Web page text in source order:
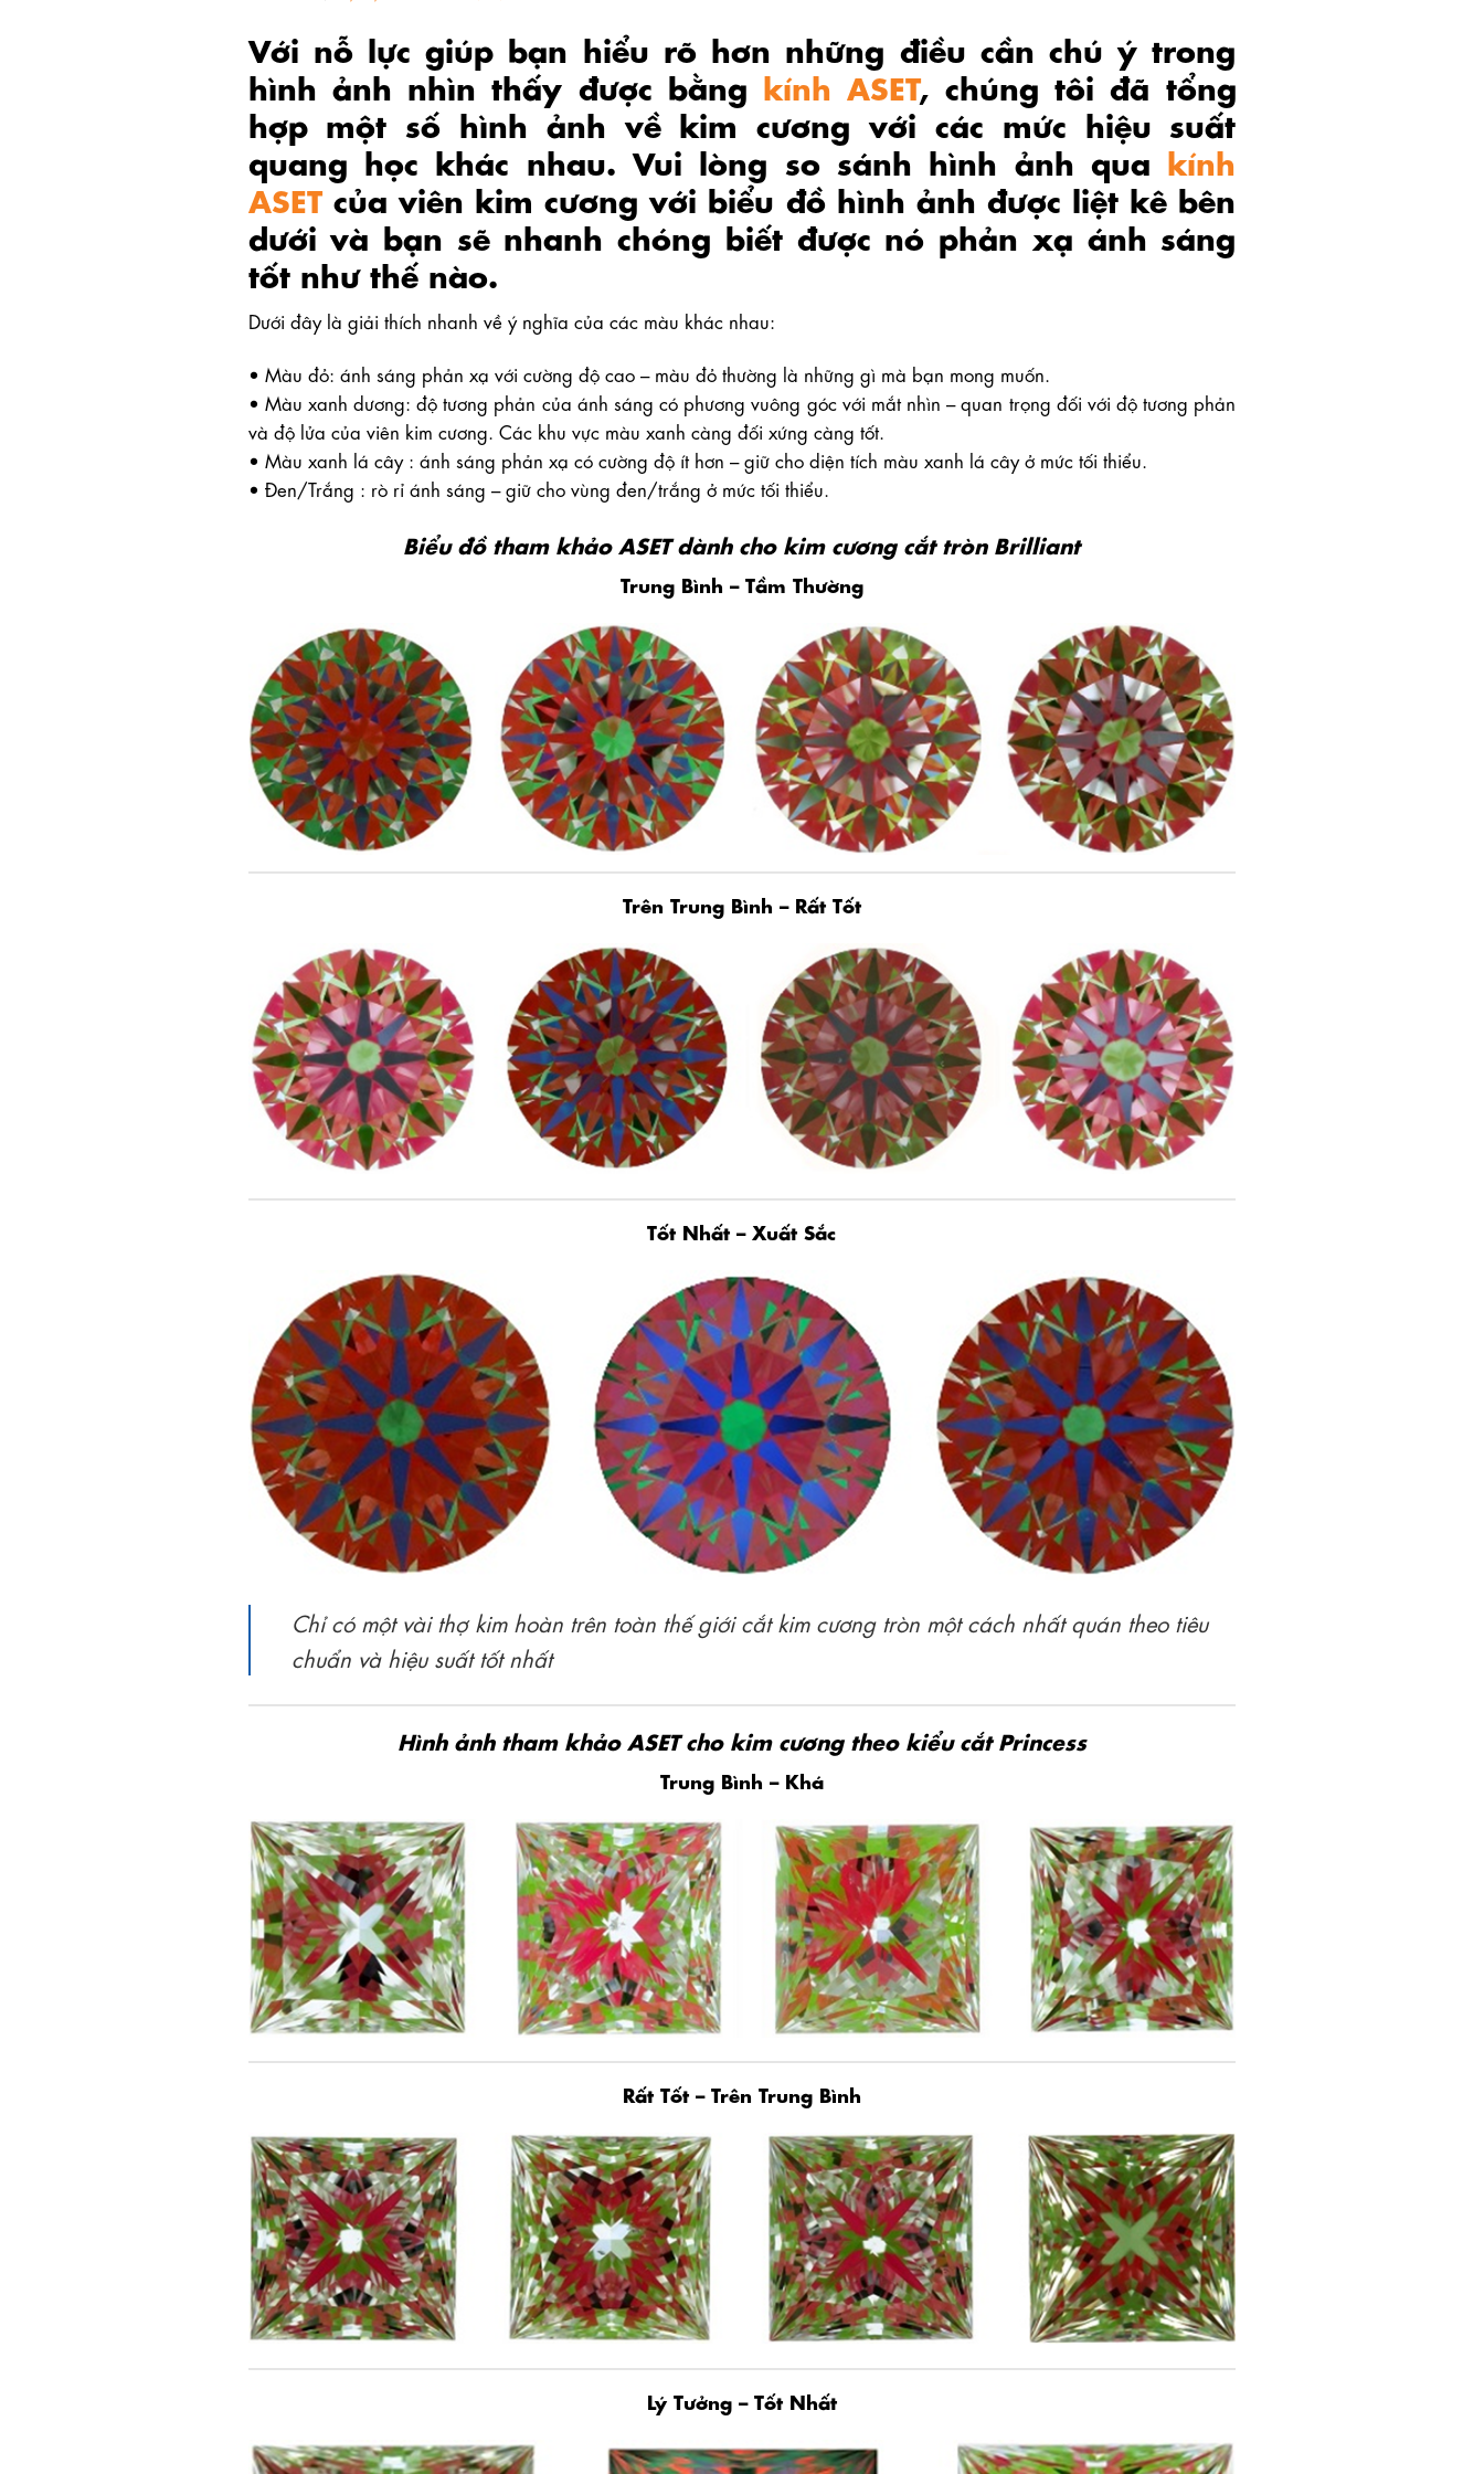
Với nỗ lực giúp bạn hiểu rõ hơn những điều cần chú ý trong
hình ảnh nhìn thấy được bằng kính ASET, chúng tôi đã tổng
hợp một số hình ảnh về kim cương với các mức hiệu suất
quang học khác nhau. Vui lòng so sánh hình ảnh qua kính
ASETcủa viên kim cương với biểu đồ hình ảnh được liệt kê bên
dưới và bạn sẽ nhanh chóng biết được nó phản xạ ánh sáng
tốt như thế nào.
Dưới đây là giải thích nhanh về ý nghĩa của các màu khác nhau:
• Màu đỏ: ánh sáng phản xạ với cường độ cao – màu đỏ thường là những gì mà bạn mong muốn.
• Màu xanh dương: độ tương phản của ánh sáng có phương vuông góc với mắt nhìn – quan trọng đối với độ tương phản
và độ lửa của viên kim cương. Các khu vực màu xanh càng đối xứng càng tốt.
• Màu xanh lá cây : ánh sáng phản xạ có cường độ ít hơn – giữ cho diện tích màu xanh lá cây ở mức tối thiểu.
• Đen/Trắng : rò rỉ ánh sáng – giữ cho vùng đen/trắng ở mức tối thiểu.
Biểu đồ tham khảo ASET dành cho kim cương cắt tròn Brilliant
Trung Bình – Tầm Thường
Trên Trung Bình – Rất Tốt
Tốt Nhất – Xuất Sắc
Chỉ có một vài thợ kim hoàn trên toàn thế giới cắt kim cương tròn một cách nhất quán theo tiêu
chuẩn và hiệu suất tốt nhất
Hình ảnh tham khảo ASET cho kim cương theo kiểu cắt Princess
Trung Bình – Khá
Rất Tốt – Trên Trung Bình
Lý Tưởng – Tốt Nhất